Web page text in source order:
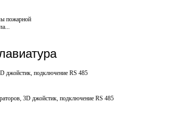
пожарной
джойстик, подключение RS 485
3D джойстик, подключение RS 485